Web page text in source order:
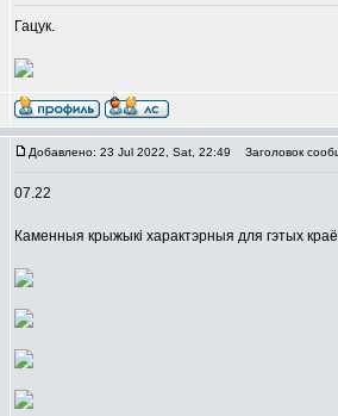
Гацук.
Добавлено: 23 Jul 2022, Sat, 22:49 Заголовок
07.22
Каменныя крыжыкі характэрныя для гэтых